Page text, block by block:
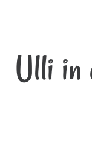
Ulli in